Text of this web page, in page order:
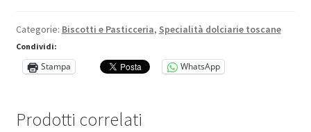
Artigianali
Prima
Neve
Categorie: Biscotti e Pasticceria, Specialità dolciarie toscane
Condividi:
Stampa WhatsApp
Prodotti correlati